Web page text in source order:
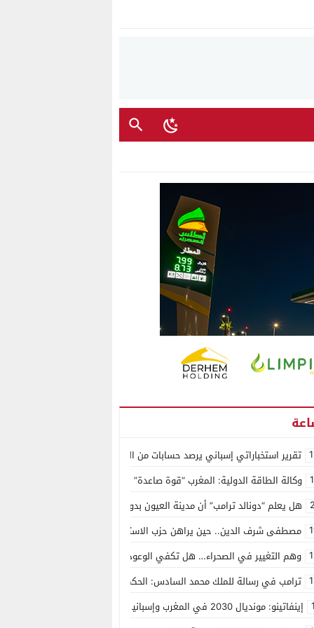
تقرير استخباراتي إسباني يرصد حسابات من الجزائر وأرقاما بـ”213+” ضمن حملة رقمية منظمة حرّضت على اقتحام سبتة
وكالة الطاقة الدولية: المغرب “قوة صاعدة” في سوق المعادن الاستراتيجية
هل يعلم “دونالد ترامب” أن مدينة العيون بدون ماء؟
مصطفى شرف الدين.. حين يراهن حزب الاستقلال على الكفاءة ويمنح الشباب
وهم التغيير في الصحراء… هل تكفي الوعود الفارغة لصناعة الواقع؟
ترامب في رسالة للملك محمد السادس: الحكم الذاتي هو الأساس الوحيد لحل
إينفاتينو: مونديال 2030 في المغرب وإسبانيا والبرتغال سيكون “الأجمل في التاريخ”